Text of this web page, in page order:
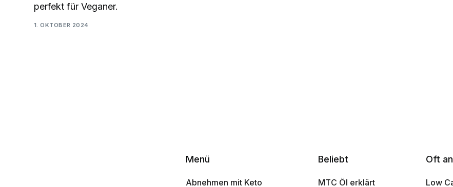
perfekt für Veganer.
1. OKTOBER 2024
Menü
Abnehmen mit Keto
Beliebt
MTC Öl erklärt
Oft
Low